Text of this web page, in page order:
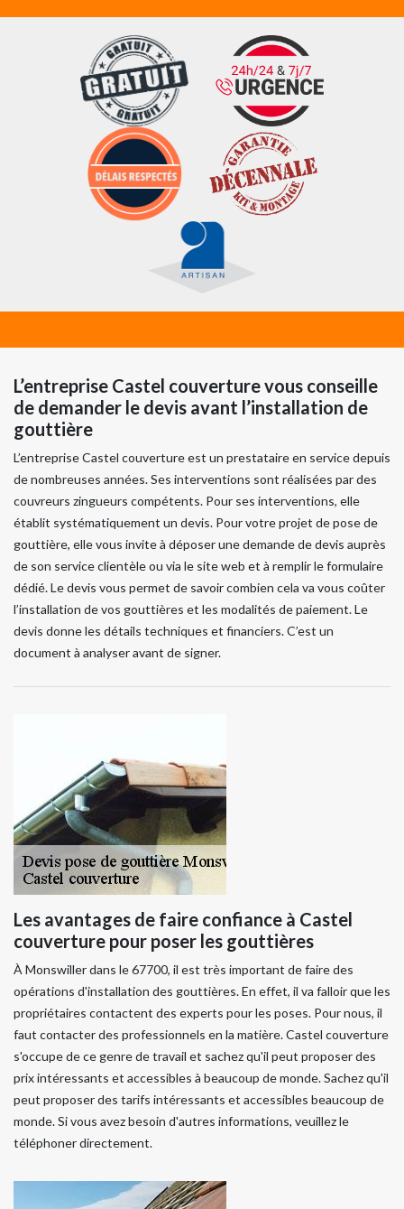
L’entreprise Castel couverture vous conseille
de demander le devis avant l’installation de
gouttière
L’entreprise Castel couverture est un prestataire en service depuis
de nombreuses années. Ses interventions sont réalisées par des
couvreurs zingueurs compétents. Pour ses interventions, elle
établit systématiquement un devis. Pour votre projet de pose de
gouttière, elle vous invite à déposer une demande de devis auprès
de son service clientèle ou via le site web et à remplir le formulaire
dédié. Le devis vous permet de savoir combien cela va vous coûter
l’installation de vos gouttières et les modalités de paiement. Le
devis donne les détails techniques et financiers. C’est un
document à analyser avant de signer.
Les avantages de faire confiance à Castel
couverture pour poser les gouttières
À Monswiller dans le 67700, il est très important de faire des
opérations d'installation des gouttières. En effet, il va falloir que les
propriétaires contactent des experts pour les poses. Pour nous, il
faut contacter des professionnels en la matière. Castel couverture
s'occupe de ce genre de travail et sachez qu'il peut proposer des
prix intéressants et accessibles à beaucoup de monde. Sachez qu'il
peut proposer des tarifs intéressants et accessibles beaucoup de
monde. Si vous avez besoin d'autres informations, veuillez le
téléphoner directement.